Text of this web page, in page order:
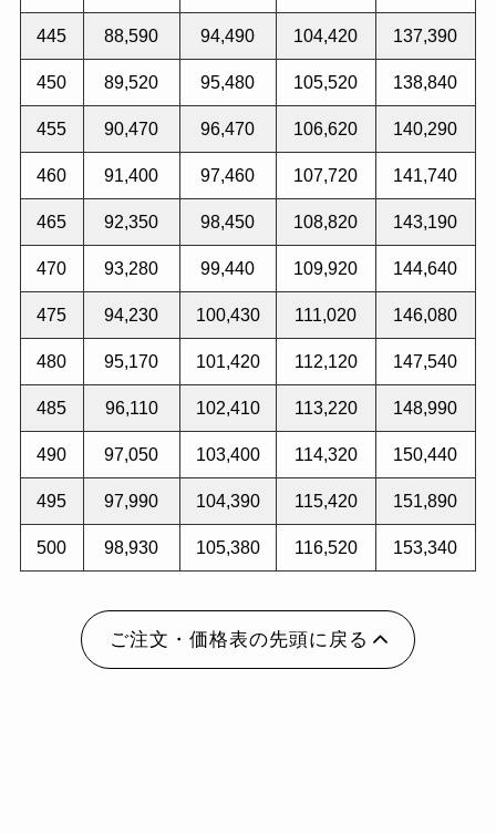
445 88,590 94,490 104,420 137,390
450 89,520 95,480 105,520 138,840
455 90,470 96,470 106,620 140,290
460 91,400 97,460 107,720 141,740
465 92,350 98,450 108,820 143,190
470 93,280 99,440 109,920 144,640
475 94,230 100,430 111,020 146,080
480 95,170 101,420 112,120 147,540
485 96,110 102,410 113,220 148,990
490 97,050 103,400 114,320 150,440
495 97,990 104,390 115,420 151,890
500 98,930 105,380 116,520 153,340
ご注文・価格表の先頭に戻る